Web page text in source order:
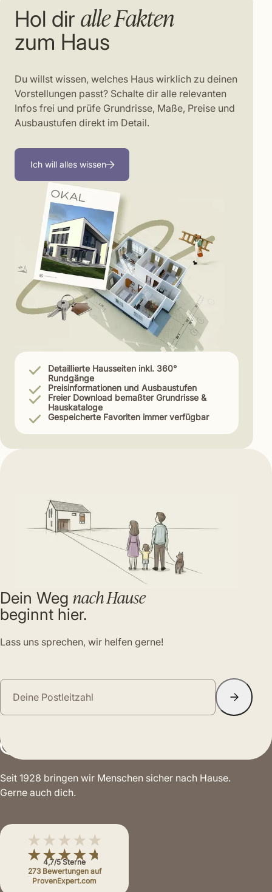
Hol dir alle Fakten
zum Haus
Du willst wissen, welches Haus wirklich zu deinen
Vorstellungen passt? Schalte dir alle relevanten
Infos frei und prüfe Grundrisse, Maße, Preise und
Ausbaustufen direkt im Detail.
Ich will alles wissen
Detaillierte Hausseiten inkl. 360°
Rundgänge
Preisinformationen und Ausbaustufen
Freier Download bemaßter Grundrisse &
Hauskataloge
Gespeicherte Favoriten immer verfügbar
Dein Wegnach Hause
beginnt hier.
Lass uns sprechen, wir helfen gerne!
Seit 1928 bringen wir Menschen sicher nach Hause.
Gerne auch dich.
★★★★★
★★★★★
4,7/5 Sterne
273 Bewertungen auf
ProvenExpert.com